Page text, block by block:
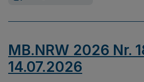
MB.NRW 2026 Nr.
14.07.2026